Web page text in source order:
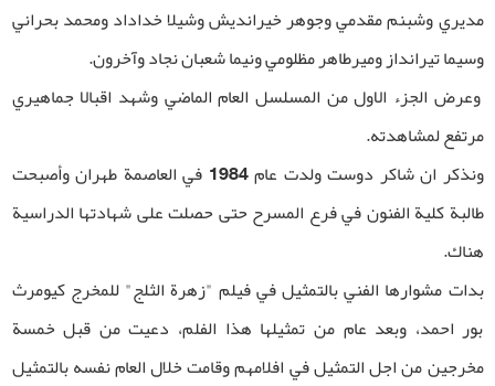
مديري وشبنم مقدمي وجوهر خيرانديش وشيلا خداداد ومحمد بحراني
وسيما تيرانداز وميرطاهر مظلومي ونيما شعبان نجاد وآخرون.
وعرض الجزء الاول من المسلسل العام الماضي وشهد اقبالا جماهيري
مرتفع لمشاهدته.
ونذكر ان شاكر دوست ولدت عام 1984 في العاصمة طهران وأصبحت
طالبة كلية الفنون في فرع المسرح حتى حصلت على شهادتها الدراسية
هناك.
بدات مشوارها الفني بالتمثیل في فیلم "زهرة الثلج" للمخرج کیومرث
بور احمد، وبعد عام من تمثيلها هذا الفلم، دعيت من قبل خمسة
مخرجین من اجل التمثیل في افلامهم وقامت خلال العام نفسه بالتمثیل